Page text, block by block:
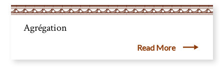
Agrégation
Read More